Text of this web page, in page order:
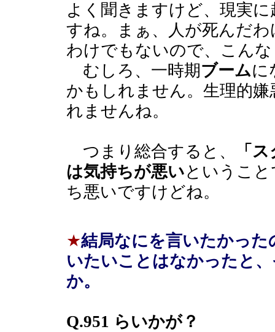
よく聞きますけど、現実
すね。まぁ、人が死んだ
わけでもないので、こん
むしろ、一時期 ブームに
かもしれません。生理的
れませんね。
つまり総合すると、
「
は気持ちが悪いというこ
ち悪いですけどね。
★結局なにを言いたかっ
いたいことはなかったと
か。
Q.951 らいかが？